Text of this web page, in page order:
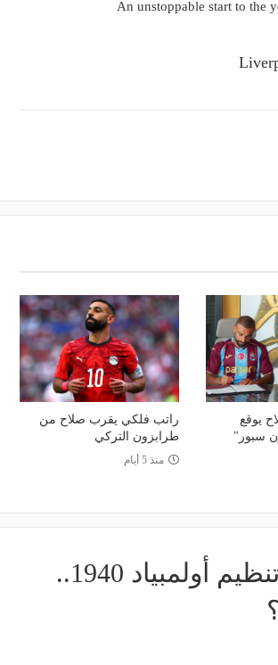
An unstoppable start to the
يوقع
سبور"
راتب فلكي يقرب صلاح من
طرابزون التركي
منذ 5 أيام
الصين حرمت طوكيو من تنظيم أولمبياد 1940..
المناسب.. الدوري السعودي ليس مكانًا
لقضاء إجازة التقاعد